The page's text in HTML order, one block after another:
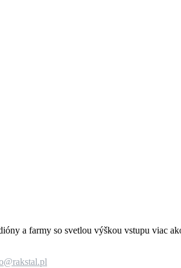
a farmy so svetlou výškou vstupu viac